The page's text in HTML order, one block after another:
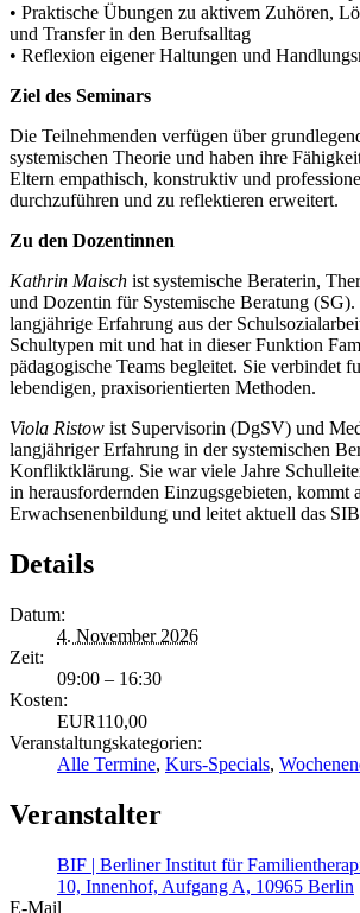
• Praktische Übungen zu aktivem Zuhören,
und Transfer in den Berufsalltag
• Reflexion eigener Haltungen und
Ziel des Seminars
Die Teilnehmenden verfügen über
systemischen Theorie und haben ihre
Eltern empathisch, konstruktiv und
durchzuführen und zu reflektieren erweitert.
Zu den Dozentinnen
Kathrin Maisch ist systemische Beraterin,
und Dozentin für Systemische Beratung
langjährige Erfahrung aus der
Schultypen mit und hat in dieser Funktion
pädagogische Teams begleitet. Sie verbindet
lebendigen, praxisorientierten Methoden.
Viola Ristow ist Supervisorin (DgSV) und
langjähriger Erfahrung in der systemischen
Konfliktklärung. Sie war viele Jahre
in herausfordernden Einzugsgebieten, kommt
Erwachsenenbildung und leitet aktuell das
Details
Datum:
4. November 2026
Zeit:
09:00 – 16:30
Kosten:
EUR110,00
Veranstaltungskategorien:
Alle Termine, Kurs-Specials,
Veranstalter
BIF | Berliner Institut für
10, Innenhof, Aufgang A, 10965 Berlin
E-Mail